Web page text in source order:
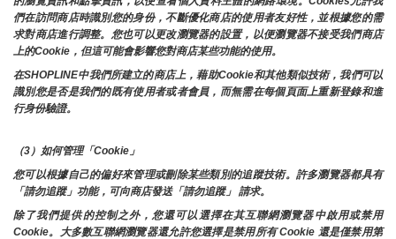
們在訪問商店時識別您的身份，不斷優化商店的使用者友好性，並根據您的需
求對商店進行調整。您也可以更改瀏覽器的設置，以便瀏覽器不接受我們商店
上的Cookie，但這可能會影響您對商店某些功能的使用。
在SHOPLINE中我們所建立的商店上，藉助Cookie和其他類似技術，我們可以
識別您是否是我們的既有使用者或者會員，而無需在每個頁面上重新登錄和進
行身份驗證。
（3）如何管理「Cookie」
您可以根據自己的偏好來管理或刪除某些類別的追蹤技術。許多瀏覽器都具有
「請勿追蹤」功能，可向商店發送「請勿追蹤」 請求。
除了我們提供的控制之外，您還可以選擇在其互聯網瀏覽器中啟用或禁用
Cookie。大多數互聯網瀏覽器還允許您選擇是禁用所有 Cookie 還是僅禁用第